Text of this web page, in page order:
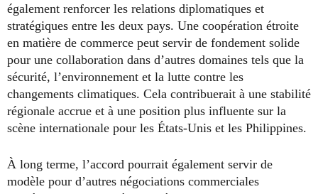
également renforcer les relations diplomatiques et
stratégiques entre les deux pays. Une coopération étroite
en matière de commerce peut servir de fondement solide
pour une collaboration dans d’autres domaines tels que la
sécurité, l’environnement et la lutte contre les
changements climatiques. Cela contribuerait à une stabilité
régionale accrue et à une position plus influente sur la
scène internationale pour les États-Unis et les Philippines.
À long terme, l’accord pourrait également servir de
modèle pour d’autres négociations commerciales